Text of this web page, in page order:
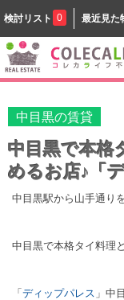
検討リスト 0 最近見た
中目黒の賃貸
中目黒で本格
めるお店♪「
中目黒駅から山手通り
中目黒で本格タイ料理
「 ディップパレス 」中